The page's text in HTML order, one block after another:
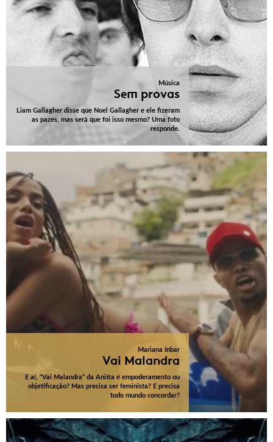
Música
Sem provas
Liam Gallagher disse que Noel Gallagher e ele fizeram
as pazes, mas será que foi isso mesmo? Uma foto
responde.
Mariana Inbar
Vai Malandra
E aí, "Vai Malandra" da Anitta é empoderamento ou
objetificação? Mas precisa ser feminista? E precisa
todo mundo concordar?